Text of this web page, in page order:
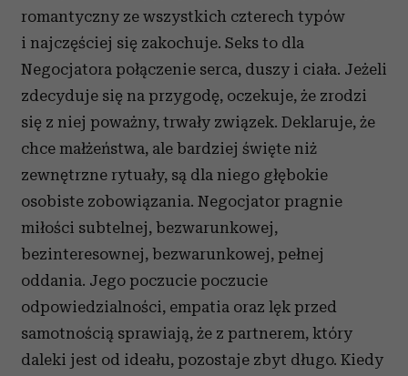
romantyczny ze wszystkich czterech typów
i najczęściej się zakochuje. Seks to dla
Negocjatora połączenie serca, duszy i ciała. Jeżeli
zdecyduje się na przygodę, oczekuje, że zrodzi
się z niej poważny, trwały związek. Deklaruje, że
chce małżeństwa, ale bardziej święte niż
zewnętrzne rytuały, są dla niego głębokie
osobiste zobowiązania. Negocjator pragnie
miłości subtelnej, bezwarunkowej,
bezinteresownej, bezwarunkowej, pełnej
oddania. Jego poczucie poczucie
odpowiedzialności, empatia oraz lęk przed
samotnością sprawiają, że z partnerem, który
daleki jest od ideału, pozostaje zbyt długo. Kiedy